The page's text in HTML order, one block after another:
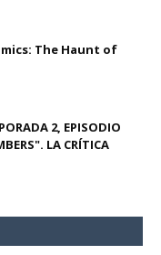
The Haunt of
2, EPISODIO
LA CRÍTICA